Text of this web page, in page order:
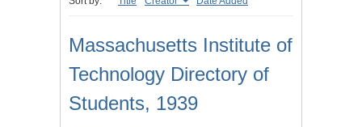
Massachusetts Institute of
Technology Directory of
Students, 1939